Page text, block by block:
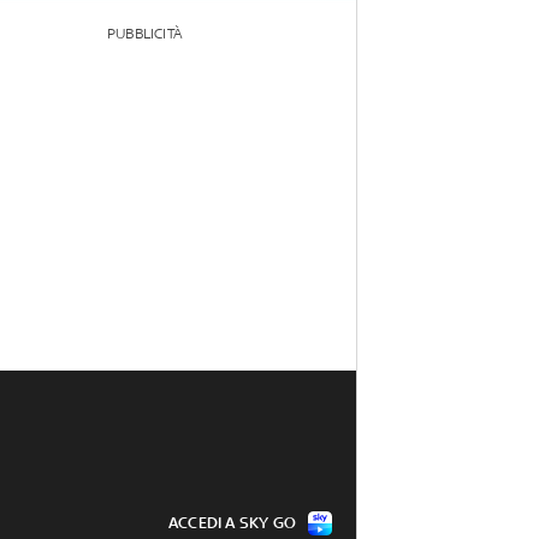
PUBBLICITÀ
ACCEDI A SKY GO